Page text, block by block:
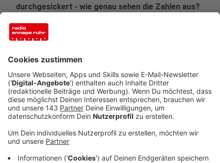
durchgesickert - wie genau sehen die Zahlen aus?
Veröffentlicht:
Die Schäden durch Computerkriminalität haben sich
innerhalb eines Jahres in Nordrhein-Westfalen fast
verdoppelt - auf 81 Millionen Euro. Das ist eine Zahl,
die aufhorchen lässt. Die andere Statistik, die markant
ist: Die Zahl der Straftaten, die über das Internet oder
mit Hilfe eines Computer begangen werden, ist um
zwölf Prozent auf fast 58.000 gestiegen. Die Kurve